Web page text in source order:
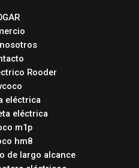
Rooder
eléctrica
eléctrica
m1p
hm8
de largo alcance